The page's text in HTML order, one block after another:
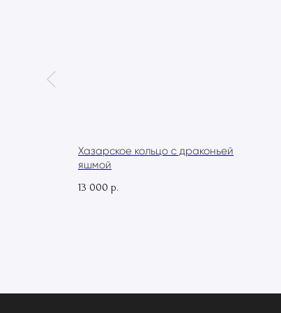
Хазарское кольцо с драконьей
яшмой
13 000 р.